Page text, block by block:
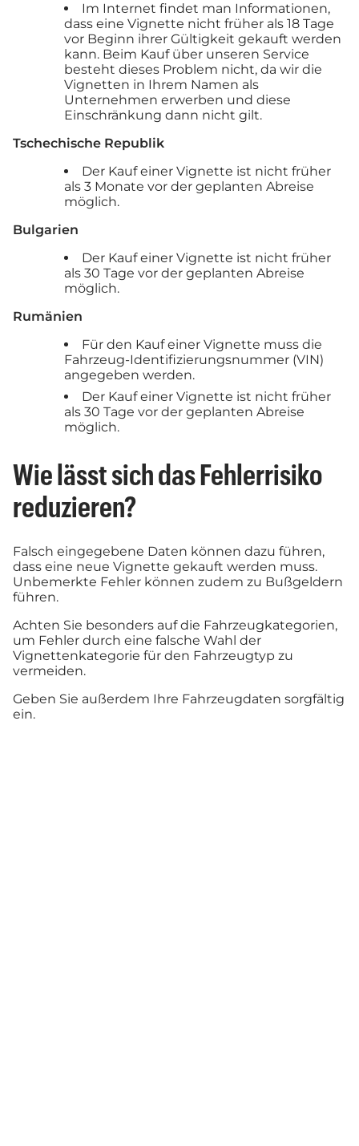
Im Internet findet man Informationen,
dass eine Vignette nicht früher als 18 Tage
vor Beginn ihrer Gültigkeit gekauft werden
kann. Beim Kauf über unseren Service
besteht dieses Problem nicht, da wir die
Vignetten in Ihrem Namen als
Unternehmen erwerben und diese
Einschränkung dann nicht gilt.
Tschechische Republik
Der Kauf einer Vignette ist nicht früher
als 3 Monate vor der geplanten Abreise
möglich.
Bulgarien
Der Kauf einer Vignette ist nicht früher
als 30 Tage vor der geplanten Abreise
möglich.
Rumänien
Für den Kauf einer Vignette muss die
Fahrzeug-Identifizierungsnummer (VIN)
angegeben werden.
Der Kauf einer Vignette ist nicht früher
als 30 Tage vor der geplanten Abreise
möglich.
Wie lässt sich das Fehlerrisiko
reduzieren?
Falsch eingegebene Daten können dazu führen,
dass eine neue Vignette gekauft werden muss.
Unbemerkte Fehler können zudem zu Bußgeldern
führen.
Achten Sie besonders auf die Fahrzeugkategorien,
um Fehler durch eine falsche Wahl der
Vignettenkategorie für den Fahrzeugtyp zu
vermeiden.
Geben Sie außerdem Ihre Fahrzeugdaten sorgfältig
ein.